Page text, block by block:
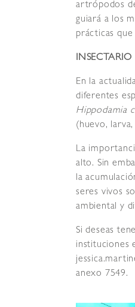
artrópodos
guiará a los
prácticas
En la
diferentes
Hippodamia
(huevo,
La
alto. Sin
la
seres vivos
ambiental y
Si deseas
instituciones
anexo 7549.